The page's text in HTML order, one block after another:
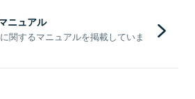
ニュアル
関するマニュアルを掲載していま